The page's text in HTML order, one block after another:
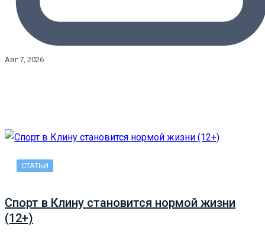
Авг 7, 2026
СТАТЬИ
Спорт в Клину становится нормой жизни
(12+)